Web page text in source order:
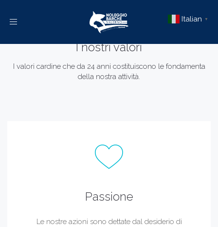
Toggle
I nostri valori
I valori cardine che da 24 anni costituiscono le fondamenta
della nostra attività.
Passione
Le nostre azioni sono dettate dal desiderio di
Italian ▼